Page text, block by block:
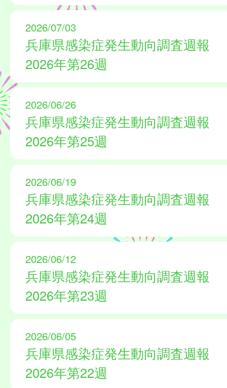
2026/07/03
兵庫県感染症発生動向調査週報
2026年第26週
2026/06/26
兵庫県感染症発生動向調査週報
2026年第25週
2026/06/19
兵庫県感染症発生動向調査週報
2026年第24週
2026/06/12
兵庫県感染症発生動向調査週報
2026年第23週
2026/06/05
兵庫県感染症発生動向調査週報
2026年第22週